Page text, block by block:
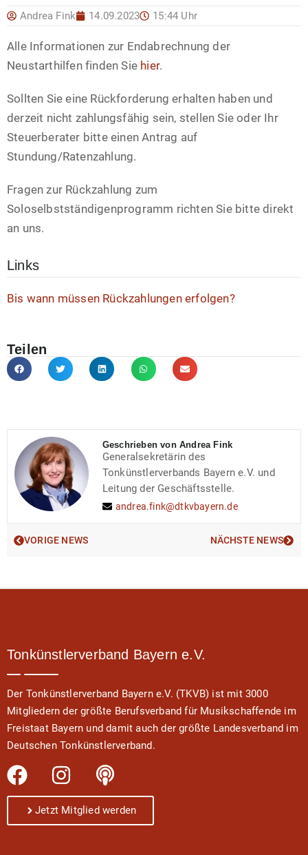
Andrea Fink 14.09.2023 15:44 Uhr
Alle Informationen zur Endabrechnung der
Neustarthilfen finden Sie hier.
Sollten Sie eine Rückforderung erhalten haben und
derzeit nicht zahlungsfähig sein, stellen Sie oder Ihr
Steuerberater bitte einen Antrag auf
Stundung/Ratenzahlung.
Fragen zur Rückzahlung zum
Soloselbstständigenprogramm richten Sie bitte direkt
an uns.
Links
Bis wann müssen Rückzahlungen erfolgen?
Teilen
Geschrieben von Andrea Fink
Generalsekretärin des
Tonkünstlerverbands Bayern e.V. und
Leitung der Geschäftsstelle.
andrea.fink@dtkvbayern.de
VORIGE NEWS NÄCHSTE NEWS
Tonkünstlerverband Bayern e.V.
Der Tonkünstlerverband Bayern e.V. (TKVB) ist mit 3000
Mitgliedern der größte Berufsverband für Musikschaffende im
Freistaat Bayern und damit auch der größte Landesverband im
Deutschen Tonkünstlerverband.
Jetzt Mitglied werden